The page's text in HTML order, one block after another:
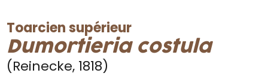
Toarcien supérieur
Dumortieria costula
(Reinecke, 1818)